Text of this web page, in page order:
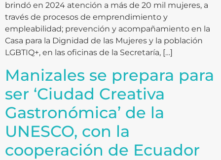
brindó en 2024 atención a más de 20 mil mujeres, a
través de procesos de emprendimiento y
empleabilidad; prevención y acompañamiento en la
Casa para la Dignidad de las Mujeres y la población
LGBTIQ+, en las oficinas de la Secretaría, […]
Manizales se prepara para
ser ‘Ciudad Creativa
Gastronómica’ de la
UNESCO, con la
cooperación de Ecuador